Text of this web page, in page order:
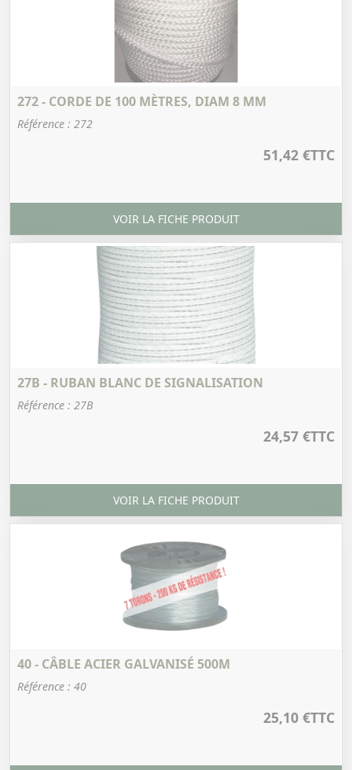
272 - CORDE DE 100 MÈTRES, DIAM 8 MM
Référence : 272
51,42 €TTC
VOIR LA FICHE PRODUIT
27B - RUBAN BLANC DE SIGNALISATION
Référence : 27B
24,57 €TTC
VOIR LA FICHE PRODUIT
40 - CÂBLE ACIER GALVANISÉ 500M
Référence : 40
25,10 €TTC